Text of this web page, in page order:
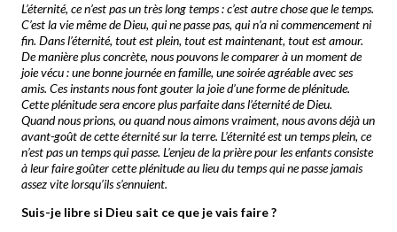
L’éternité, ce n’est pas un très long temps : c’est autre chose que le temps.
C’est la vie même de Dieu, qui ne passe pas, qui n’a ni commencement ni
fin. Dans l’éternité, tout est plein, tout est maintenant, tout est amour.
De manière plus concrète, nous pouvons le comparer à un moment de
joie vécu : une bonne journée en famille, une soirée agréable avec ses
amis. Ces instants nous font gouter la joie d’une forme de plénitude.
Cette plénitude sera encore plus parfaite dans l’éternité de Dieu.
Quand nous prions, ou quand nous aimons vraiment, nous avons déjà un
avant-goût de cette éternité sur la terre. L’éternité est un temps plein, ce
n’est pas un temps qui passe. L’enjeu de la prière pour les enfants consiste
à leur faire goûter cette plénitude au lieu du temps qui ne passe jamais
assez vite lorsqu’ils s’ennuient.
Suis-je libre si Dieu sait ce que je vais faire ?